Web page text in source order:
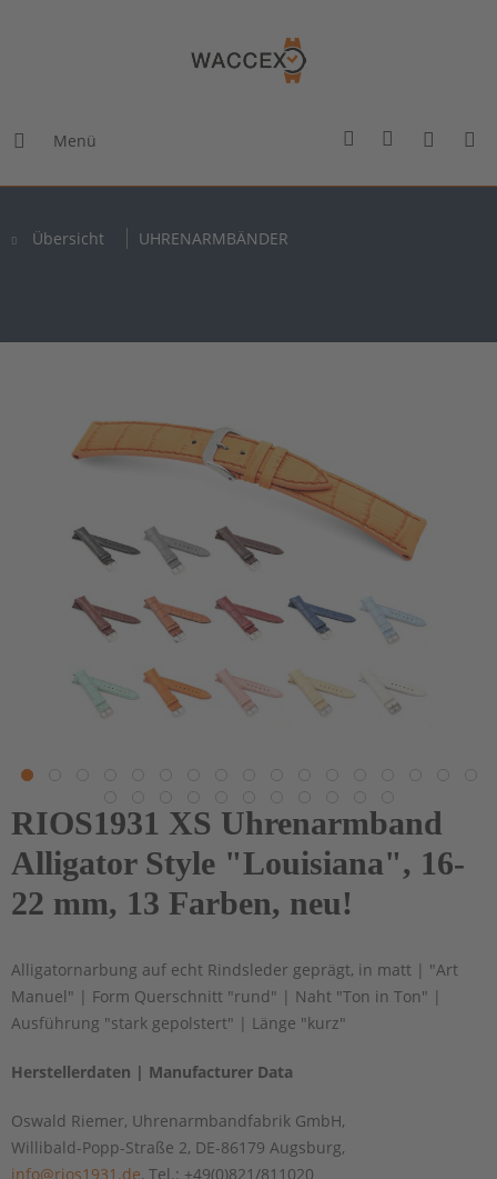
Menü
Übersicht UHRENARMBÄNDER
RIOS1931 XS Uhrenarmband
Alligator Style "Louisiana", 16-
22 mm, 13 Farben, neu!
Alligatornarbung auf echt Rindsleder geprägt, in matt | "Art
Manuel" | Form Querschnitt "rund" | Naht "Ton in Ton" |
Ausführung "stark gepolstert" | Länge "kurz"
Herstellerdaten | Manufacturer Data
Oswald Riemer, Uhrenarmbandfabrik GmbH,
Willibald-Popp-Straße 2, DE-86179 Augsburg,
info@rios1931.de, Tel.: +49(0)821/811020